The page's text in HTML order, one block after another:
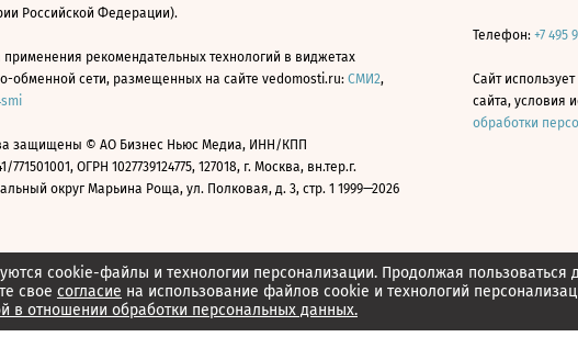
cookie-файлы и технологии персонализации. Продолжая пользоваться
свое согласие на использование файлов cookie и технологий
в отношении обработки персональных данных.
Российской Федерации).
применения рекомендательных технологий в виджетах
обменной сети, размещенных на сайте vedomosti.ru: СМИ2,
защищены © АО Бизнес Ньюс Медиа, ИНН/КПП
771501001, ОГРН 1027739124775, 127018, г. Москва, вн.тер.г.
округ Марьина Роща, ул. Полковая, д. 3, стр. 1 1999—2026
Телефон: +7 495
Сайт использует
сайта, условия
обработки